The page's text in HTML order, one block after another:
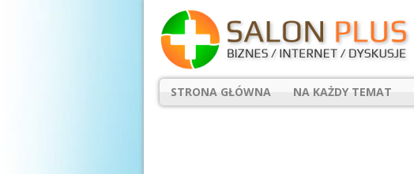
STRONA GŁÓWNA NA KAŻDY TEMAT